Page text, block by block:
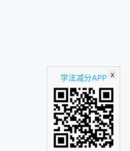
x
学法减分APP